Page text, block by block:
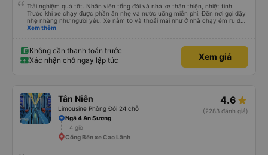
Trải nghiệm quá tốt. Nhân viên tổng đài và nhà xe thân thiện, nhiệt tình.
Trước khi xe chạy được phần ăn nhẹ và nước uống miễn phí. Đến nơi gọi dậy
nhẹ nhàng như người yêu. Xe nằm to và thoải mái như ở nhà chạy êm ru đến
nơi lúc nào không hay luôn. I had very good experience with this bus
woke us up as they were waking up up their lovers. If you are foreigners and
planning to take this bus, please don’t hesitate as the seats are big and
comfortable enough for you to sleep on.
Xem thêm
Không cần thanh toán trước
Xác nhận chỗ ngay lập tức
Xem giá
Tân Niên
Limousine Phòng Đôi 24 chỗ
4.6
(2283 đánh giá)
Ngã 4 An Sương
4 giờ
Cổng Bến xe Cao Lãnh